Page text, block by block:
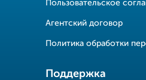
Пользовательское
Агентский договор
Политика обработки
Поддержка